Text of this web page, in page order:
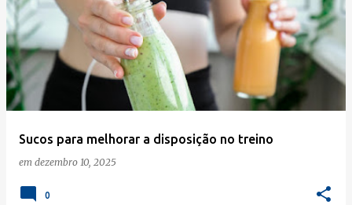
Sucos para melhorar a disposição no treino
em dezembro 10, 2025
0